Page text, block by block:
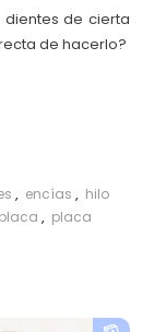
de cierta
de hacerlo?
, encías , hilo
placa , placa